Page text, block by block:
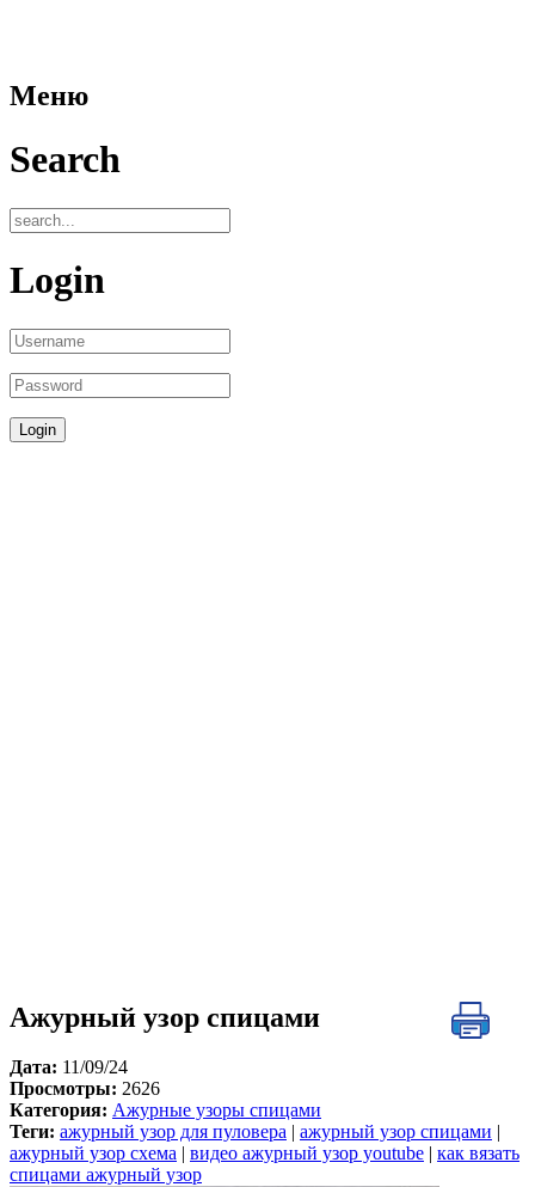
Меню
Search
Login
Ажурный узор спицами
Дата: 11/09/24
Просмотры: 2626
Категория: Ажурные узоры спицами
Теги: ажурный узор для пуловера ажурный узор спицами
ажурный узор схема
видео ажурный узор youtube
как вязать
спицами ажурный узор